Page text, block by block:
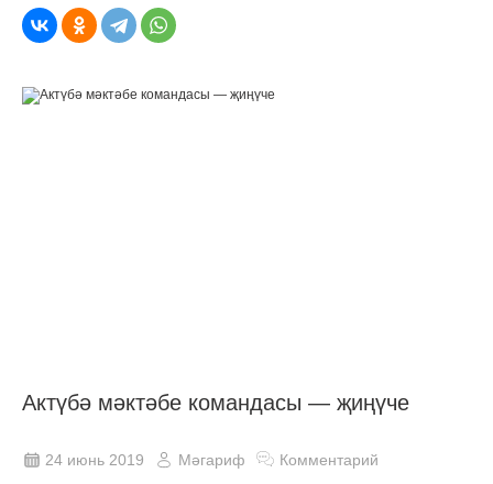
Актүбә мәктәбе командасы — җиңүче
24 июнь 2019 Мәгариф Комментарий